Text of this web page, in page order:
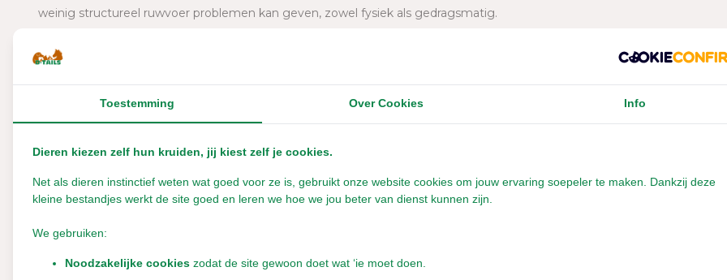
weinig structureel ruwvoer problemen kan geven, zowel fysiek als gedragsmatig.
Wat we nu zien, is dus vaak geen afwijking, maar een duidelijk seizoenssignaal. De winter vraagt om meer structuur,
meer verhouting en meer kauwwerk. Door hier bewust op in te spelen met passend knaaghout, stro, hooi en
ondersteunende kruiden, help je je dier op een manier die aansluit bij zijn natuurlijke ritme en voorkom je dat hij zelf
oplossingen gaat zoeken waar wij ons zorgen over maken.
Tot slot blijft het belangrijk om altijd naar het geheel te kijken. Verandert het knaaggedrag plotseling extreem, of gaat
gebit en de algehele gezondheid te laten controleren door een dierenarts. Voeding en gedrag geven veel informatie,
maar zijn geen vervanging van medische beoordeling.
Voor paarden geldt daarbij dat de basis altijd goed ruwvoer moet zijn. Onverpakt hooi stimuleert langer kauwen, meer
speekselproductie en een natuurlijker eettempo dan verpakt hooi. Dat maakt het niet alleen beter voor het gebit,
Toestemming Over Cookies Info
Dieren kiezen zelf hun kruiden, jij kiest zelf je cookies.
Net als dieren instinctief weten wat goed voor ze is, gebruikt onze website cookies om jouw ervaring soepeler te maken. Dankzij deze
kleine bestandjes werkt de site goed en leren we hoe we jou beter van dienst kunnen zijn.
We gebruiken:
Noodzakelijke cookies zodat de site gewoon doet wat ‘ie moet doen.